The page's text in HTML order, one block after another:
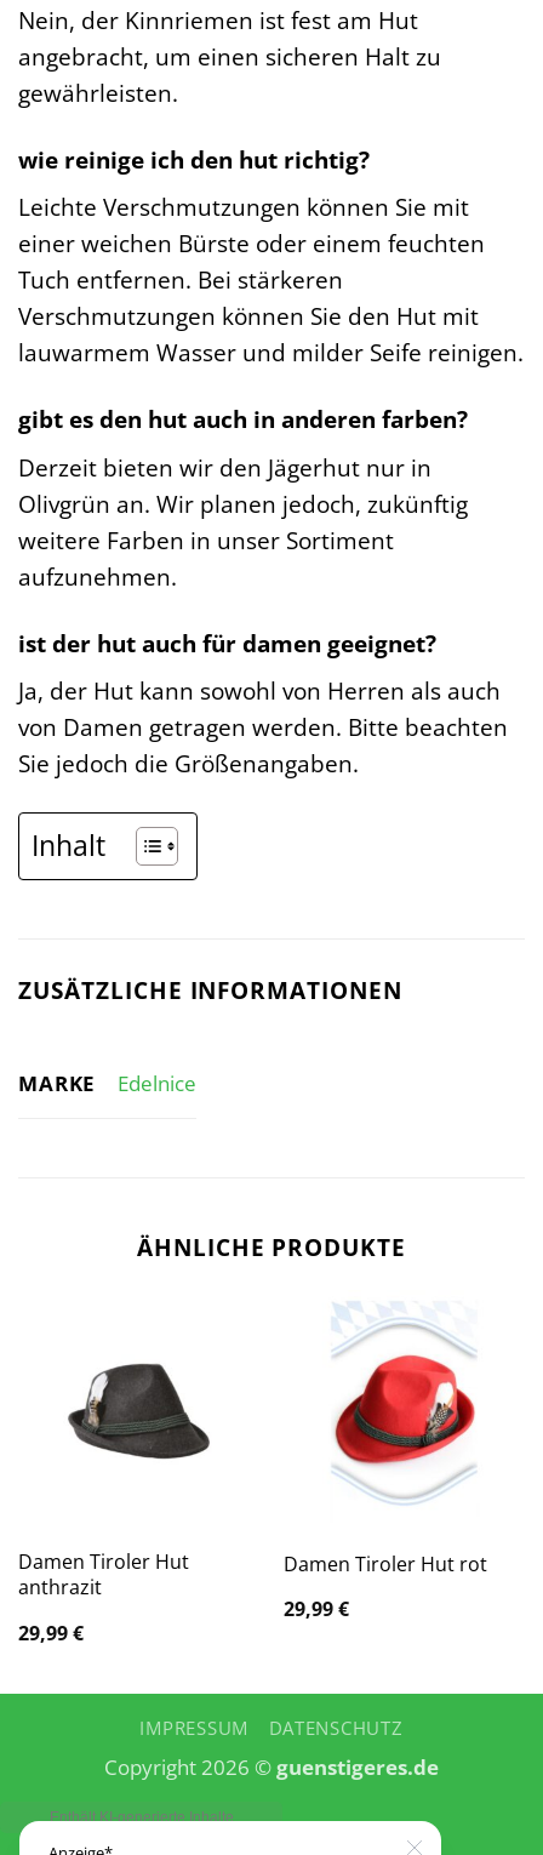
Nein, der Kinnriemen ist fest am Hut
angebracht, um einen sicheren Halt zu
gewährleisten.
wie reinige ich den hut richtig?
Leichte Verschmutzungen können Sie mit
einer weichen Bürste oder einem feuchten
Tuch entfernen. Bei stärkeren
Verschmutzungen können Sie den Hut mit
lauwarmem Wasser und milder Seife reinigen.
gibt es den hut auch in anderen farben?
Derzeit bieten wir den Jägerhut nur in
Olivgrün an. Wir planen jedoch, zukünftig
weitere Farben in unser Sortiment
aufzunehmen.
ist der hut auch für damen geeignet?
Ja, der Hut kann sowohl von Herren als auch
von Damen getragen werden. Bitte beachten
Sie jedoch die Größenangaben.
Inhalt
ZUSÄTZLICHE INFORMATIONEN
MARKE Edelnice
ÄHNLICHE PRODUKTE
Damen Tiroler Hut
anthrazit
29,99€
Damen Tiroler Hut rot
29,99€
IMPRESSUM DATENSCHUTZ
Copyright 2026 ©guenstigeres.de